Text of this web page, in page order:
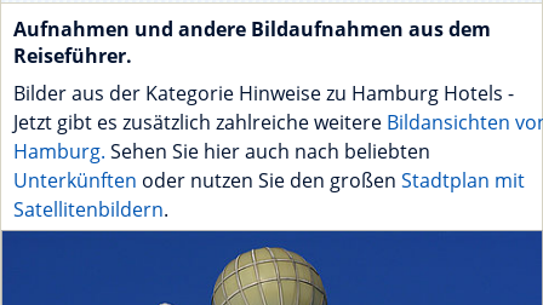
Aufnahmen und andere Bildaufnahmen aus dem
Reiseführer.
Bilder aus der Kategorie Hinweise zu Hamburg Hotels -
Jetzt gibt es zusätzlich zahlreiche weitere Bildansichten
Hamburg. Sehen Sie hier auch nach beliebten
Unterkünften oder nutzen Sie den großen Stadtplan mit
Satellitenbildern.